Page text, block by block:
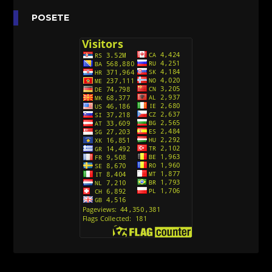
Anatane: Saving the Children of Okura
Avanture Kida Opasnost (Sinhronizovano na
Action Man (Sinhronizovano na Hrvatski)
Action Man (2000) Sinhronizovano na Hrvatski
Andjeoski Prijatelji (Sinhronizovano na Srpski)
Ajkuca (Sharkdog) Sinhronizovano na Srpski
Alvin i veverice (Alvinnn!!! And the Chipmunks)
Sinhronizovano na Srpski
POSETE